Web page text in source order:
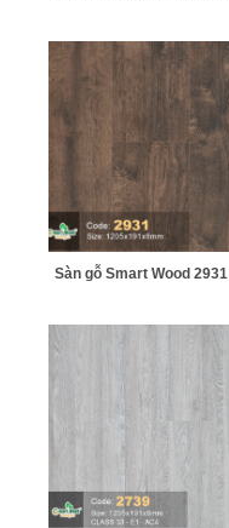
Sàn gỗ Smart Wood 2931